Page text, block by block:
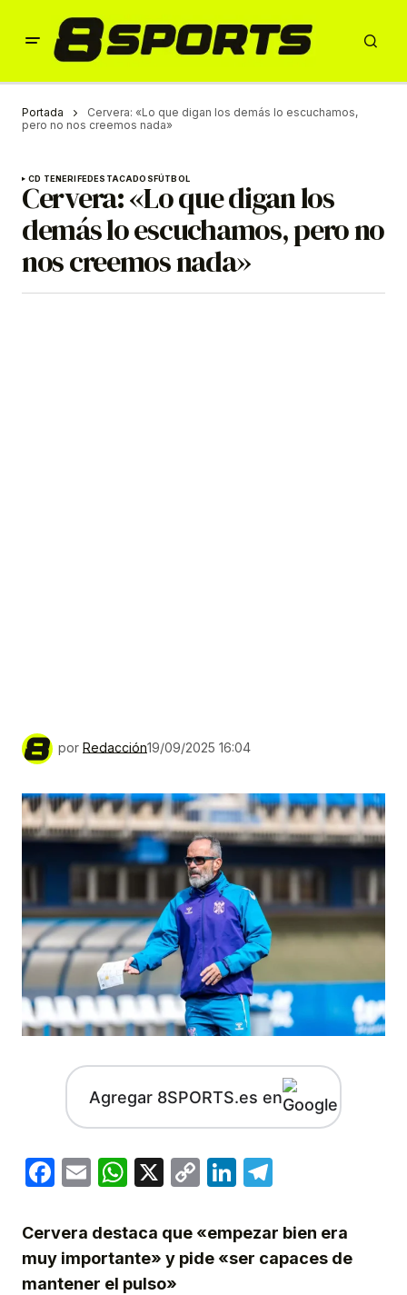
Portada
Cervera: «Lo que digan los demás lo escuchamos,
pero no nos creemos nada»
CD TENERIFEDESTACADOSFÚTBOL
Cervera: «Lo que digan los
demás lo escuchamos, pero no
nos creemos nada»
por Redacción19/09/2025 16:04
Agregar 8SPORTS.es en
Facebook
EmailWhatsApp
X
CopyLinkedIn
Cervera destaca que «empezar bien era
muy importante» y pide «ser capaces de
mantener el pulso»